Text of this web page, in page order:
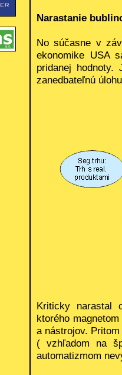
Narastanie
No súčasne v
ekonomike USA
pridanej
zanedbateľnú
Kriticky narastal
ktorého
a nástrojov.
( vzhľadom na
automatizmom